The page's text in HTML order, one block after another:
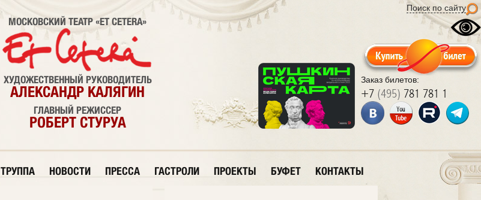
Поиск по сайту
Заказ билетов:
+7 (495) 781 781 1
МОСКОВСКИЙ ТЕАТР «ET CETERA»
ХУДОЖЕСТВЕННЫЙ РУКОВОДИТЕЛЬ
АЛЕКСАНДР КАЛЯГИН
ГЛАВНЫЙ РЕЖИССЕР
РОБЕРТ СТУРУА
ТРУППА НОВОСТИ ПРЕССА ГАСТРОЛИ ПРОЕКТЫ БУФЕТ КОНТАКТЫ